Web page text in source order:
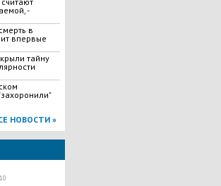
-
в
впервые
тайну
НОВОСТИ »